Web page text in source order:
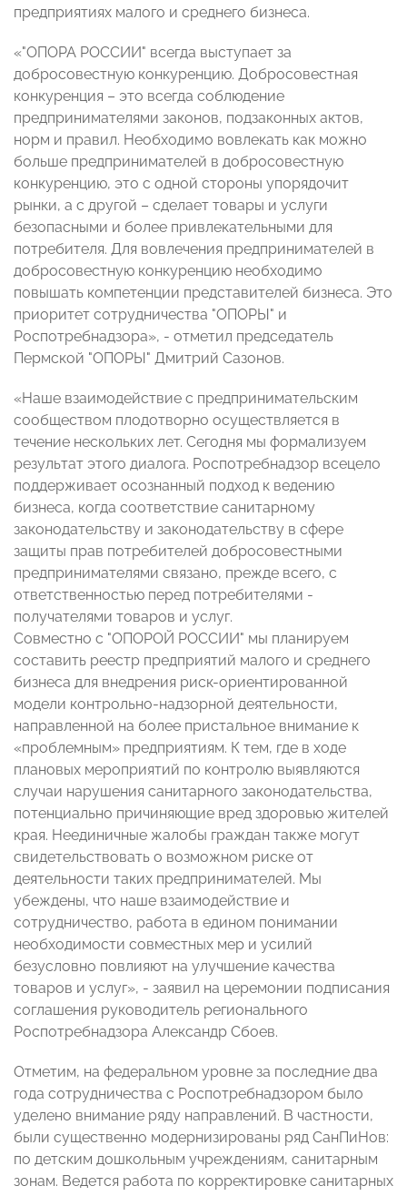
предприятиях малого и среднего бизнеса.
«"ОПОРА РОССИИ" всегда выступает за
добросовестную конкуренцию. Добросовестная
конкуренция – это всегда соблюдение
предпринимателями законов, подзаконных актов,
норм и правил. Необходимо вовлекать как можно
больше предпринимателей в добросовестную
конкуренцию, это с одной стороны упорядочит
рынки, а с другой – сделает товары и услуги
безопасными и более привлекательными для
потребителя. Для вовлечения предпринимателей в
добросовестную конкуренцию необходимо
повышать компетенции представителей бизнеса. Это
приоритет сотрудничества "ОПОРЫ" и
Роспотребнадзора», - отметил председатель
Пермской "ОПОРЫ" Дмитрий Сазонов.
«Наше взаимодействие с предпринимательским
сообществом плодотворно осуществляется в
течение нескольких лет. Сегодня мы формализуем
результат этого диалога. Роспотребнадзор всецело
поддерживает осознанный подход к ведению
бизнеса, когда соответствие санитарному
законодательству и законодательству в сфере
защиты прав потребителей добросовестными
предпринимателями связано, прежде всего, с
ответственностью перед потребителями -
получателями товаров и услуг.
Совместно с "ОПОРОЙ РОССИИ" мы планируем
составить реестр предприятий малого и среднего
бизнеса для внедрения риск-ориентированной
модели контрольно-надзорной деятельности,
направленной на более пристальное внимание к
«проблемным» предприятиям. К тем, где в ходе
плановых мероприятий по контролю выявляются
случаи нарушения санитарного законодательства,
потенциально причиняющие вред здоровью жителей
края. Неединичные жалобы граждан также могут
свидетельствовать о возможном риске от
деятельности таких предпринимателей. Мы
убеждены, что наше взаимодействие и
сотрудничество, работа в едином понимании
необходимости совместных мер и усилий
безусловно повлияют на улучшение качества
товаров и услуг», - заявил на церемонии подписания
соглашения руководитель регионального
Роспотребнадзора Александр Сбоев.
Отметим, на федеральном уровне за последние два
года сотрудничества с Роспотребнадзором было
уделено внимание ряду направлений. В частности,
были существенно модернизированы ряд СанПиНов:
по детским дошкольным учреждениям, санитарным
зонам. Ведется работа по корректировке санитарных